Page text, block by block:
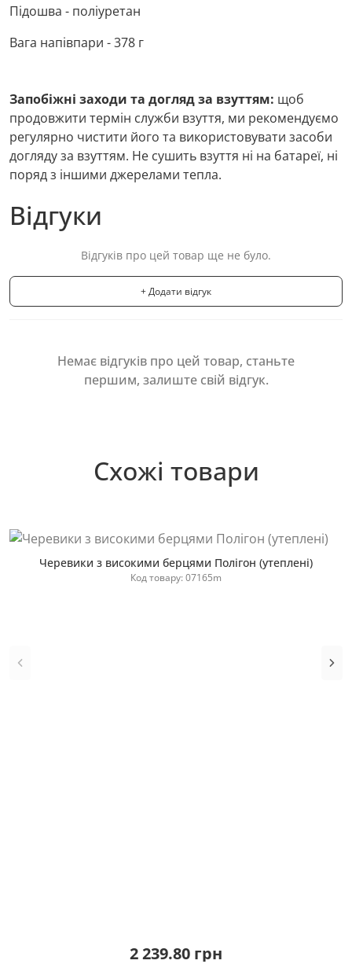
Підошва - поліуретан
Вага напівпари - 378 г
Запобіжні заходи та догляд за взуттям: щоб
продовжити термін служби взуття, ми рекомендуємо
регулярно чистити його та використовувати засоби
догляду за взуттям. Не сушить взуття ні на батареї, ні
поряд з іншими джерелами тепла.
Відгуки
Відгуків про цей товар ще не було.
+ Додати відгук
Немає відгуків про цей товар, станьте
першим, залиште свій відгук.
Схожі товари
Черевики з високими берцями Полігон (утеплені)
Код товару: 07165m
2 239.80 грн